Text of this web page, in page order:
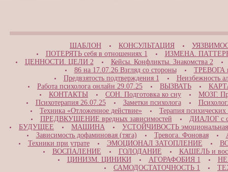
ШАБЛОН КОНСУЛЬТАЦИЯ
ПОТЕРЯТЬ себя в отношениях 1
ИЗМЕНА.
ЦЕННОСТИ. ЦЕЛИ 2
Кейсы. Конфликты. Знакомства 2
86 на 17.07.26 Взгляд со стороны
ТРЕВОГА
Предвзятость подтверждения 1
Неизбежность
Работа психолога онлайн 29.07.25
ВЫЗВАТЬ
КОНТАКТЫ
СОН. Подготовка ко сну
МОЗГ.
Психотерапия 26.07.25
Заметки психолога
Техника «Отложенное действие»
Терапия психических
ПРЕДВКУШЕНИЕ вредных зависимостей
ДИАЛОГ с
БУДУЩЕЕ
МАШИНА
УСТОЙЧИВОСТЬ эмоциональная
Зависимость дофаминовая (тяга)
Тревога. Фоновая
Техники при утрате
ЭМОЦИОНАЛ ЗАТОПЛЕНИЕ
ВОСПАЛЕНИЕ
ГОЛОДАНИЕ
КАШЕЛЬ и
ЦИНИЗМ. ЦИНИКИ
АГОРАФОБИЯ 1
САМОДОСТАТОЧНОСТЬ 1